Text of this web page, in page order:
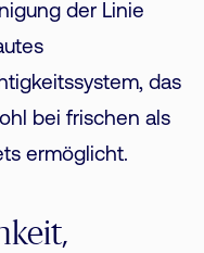
der Linie
das
bei frischen als
ermöglicht.